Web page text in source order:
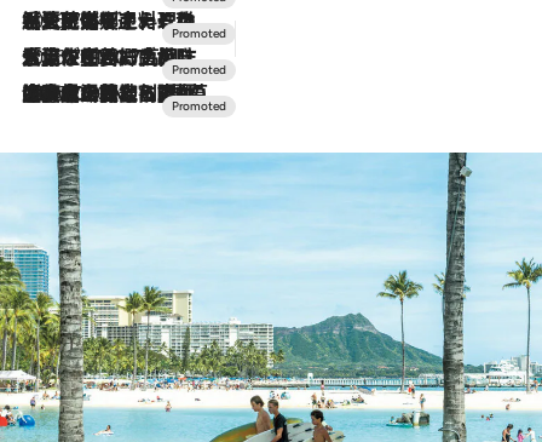
2026.7.24
【夏限定ディナーコース】旬を迎える稚鮎や花ズッキーニなどをイタリア・トスカーナの郷土料理の手法で満喫！
2026.7.17
「土佐和ハーブかき氷」がOMO7高知に登場！生姜、山椒、大葉など目にも舌にも涼を呼ぶ郷土の味
2026.7.10
NEW OPEN！【界 草津】名湯の地に誕生。趣の異なる2種の温泉と上州ならではの会席・蕎麦割烹など美食を味わう究極の癒やし旅